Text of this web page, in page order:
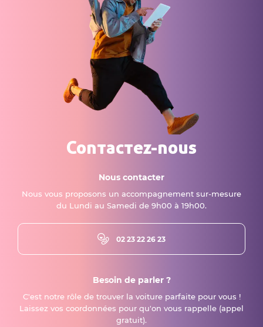
Contactez-nous
Nous contacter
Nous vous proposons un accompagnement sur-mesure
du Lundi au Samedi de 9h00 à 19h00.
02 23 22 26 23
Besoin de parler ?
C'est notre rôle de trouver la voiture parfaite pour vous !
Laissez vos coordonnées pour qu'on vous rappelle (appel
gratuit).